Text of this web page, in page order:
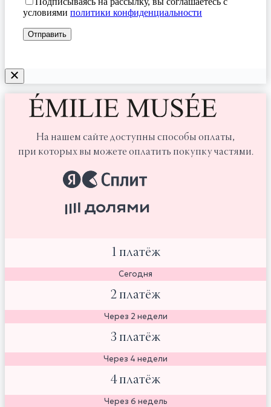
условиями политики конфиденциальности
На нашем сайте доступны способы оплаты,
при которых вы можете оплатить покупку частями.
1 платёж
Сегодня
2 платёж
Через 2 недели
3 платёж
Через 4 недели
4 платёж
Через 6 недель